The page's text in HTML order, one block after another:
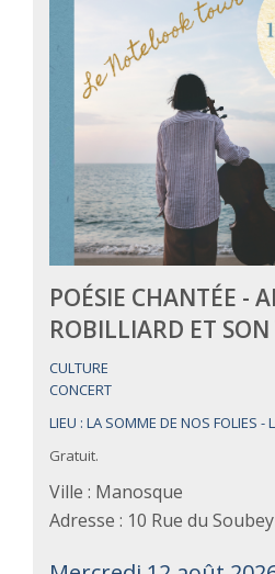
POÉSIE CHANTÉE -
ROBILLIARD ET
CULTURE
CONCERT
LIEU : LA SOMME DE NOS FOLIES -
Gratuit.
Ville : Manosque
Adresse : 10 Rue du